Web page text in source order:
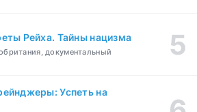
Рейха. Тайны нацизма
документальный
Успеть на